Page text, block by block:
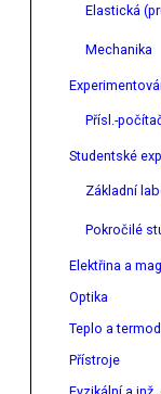
Elastická
Mechanika
Přísl.-
Studentské
Základní
Pokročilé
Elektřina a
Optika
Teplo a
Přístroje